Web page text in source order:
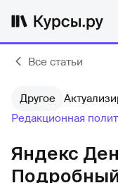
Все статьи
Другое
Редакционная
Яндекс